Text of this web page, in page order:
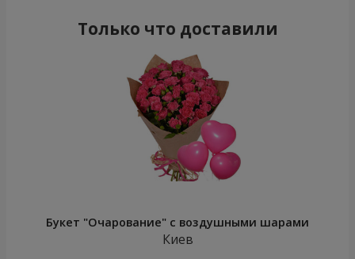
Только что доставили
Букет "Очарование" с воздушными шарами
Киев